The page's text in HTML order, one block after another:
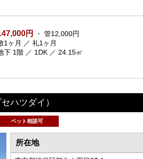
円
・ 管12,000円
1ヶ月 ／ 礼1ヶ月
下 1階 ／ 1DK ／ 24.15㎡
セハツダイ）
ペット相談可
所在地